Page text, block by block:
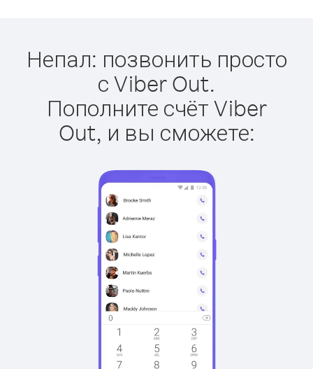
Непал: позвонить просто
с Viber Out.
Пополните счёт Viber
Out, и вы сможете: